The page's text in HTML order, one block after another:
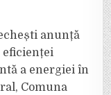
anunță
eficienței
a energiei în
Comuna